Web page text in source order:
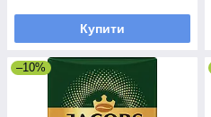
Купити
–10%